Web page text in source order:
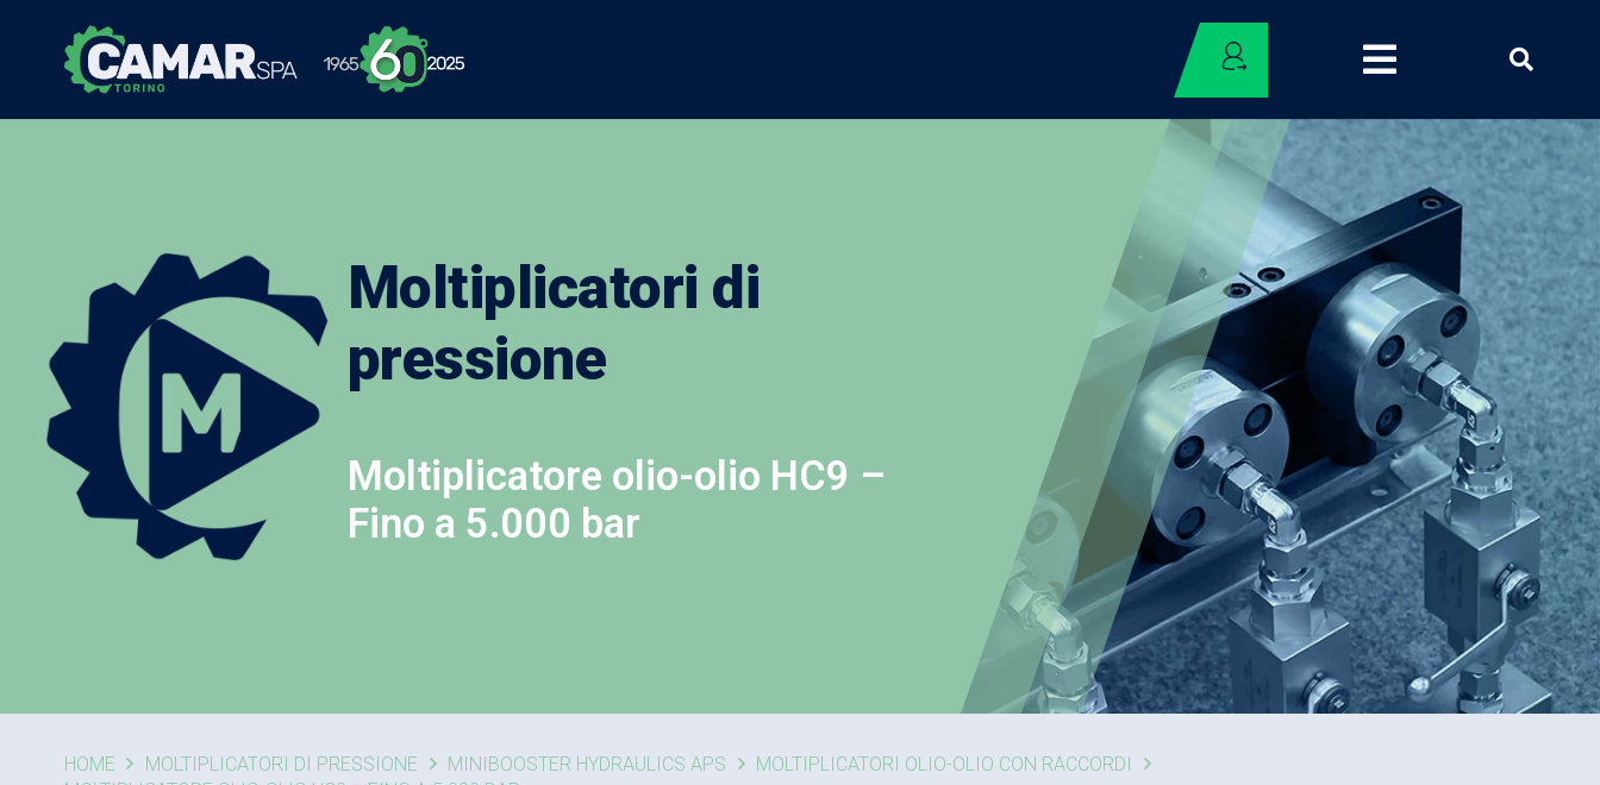
Moltiplicatori di
pressione
Moltiplicatore olio-olio HC9 –
Fino a 5.000 bar
HOME MOLTIPLICATORI DI PRESSIONE MINIBOOSTER HYDRAULICS APS
MOLTIPLICATORI OLIO-OLIO CON RACCORDI